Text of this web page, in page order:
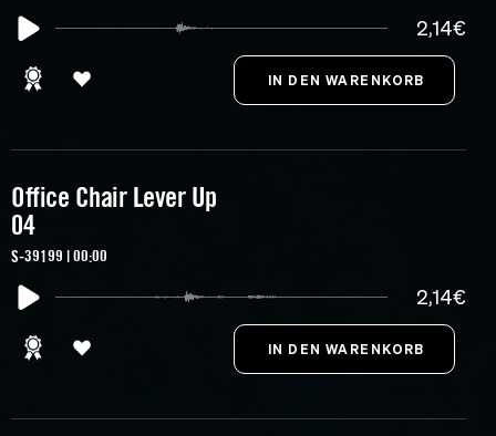
2,14€
Office Chair Lever Up
04
S-39199 | 00:00
2,14€